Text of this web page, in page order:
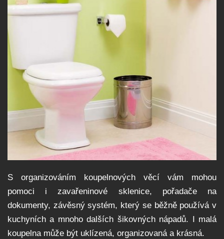
S organizováním koupelnových věcí vám mohou
pomoci i zavařeninové sklenice, pořadače na
dokumenty, závěsný systém, který se běžně používá v
kuchyních a mnoho dalších šikovných nápadů. I malá
koupelna může být uklízená, organizovaná a krásná.